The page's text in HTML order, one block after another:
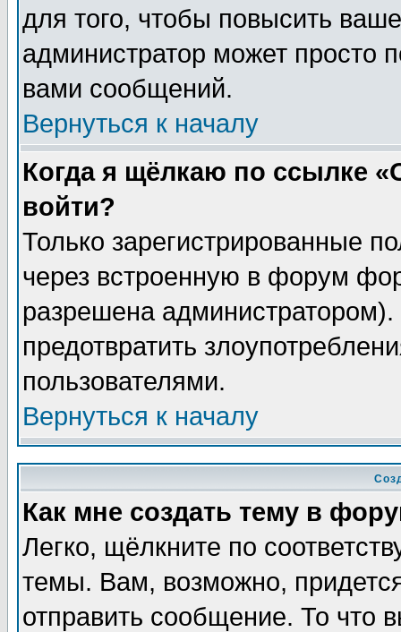
для того, чтобы повысить
администратор может просто
вами сообщений.
Вернуться к началу
Когда я щёлкаю по ссылке
войти?
Только зарегистрированные
через встроенную в форум
разрешена
предотвратить
пользователями.
Вернуться к началу
Как мне создать тему в
Легко, щёлкните по
темы. Вам, возможно,
отправить сообщение. То что